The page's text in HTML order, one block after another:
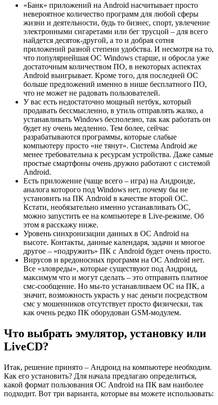
«Банк» приложений на Android насчитывает просто
невероятное количество программ для любой сферы
жизни и деятельности, будь то бизнес, спорт, увлечение
электронными сигаретами или бег трусцой – для всего
найдется десяток-другой, а то и добрая сотня
приложений разной степени удобства. И несмотря на то,
что популярнейшая ОС Windows старше, и обросла уже
достаточным количеством ПО, в некоторых аспектах
Android выигрывает. Кроме того, для последней ОС
больше предложений именно в нише бесплатного ПО,
что не может не радовать пользователей.
У вас есть недостаточно мощный нетбук, который
продавать бессмысленно, в утиль отправлять жалко, а
устанавливать Windows бесполезно, так как работать он
будет ну очень медленно. Тем более, сейчас
разрабатываются программы, которые слабые
компьютеру просто «не тянут». Система Android же
менее требовательна к ресурсам устройства. Даже самые
простые смартфоны очень дружно работают с системой
Android.
Есть приложение (чаще всего – игра) на Андроиде,
аналога которого под Windows нет, почему бы не
установить на ПК Android в качестве второй ОС.
Кстати, необязательно именно устанавливать ОС,
можно запустить ее на компьютере в Live-режиме. Об
этом я расскажу ниже.
Уровень синхронизации данных в ОС Android на
высоте. Контакты, данные календаря, задачи и многое
другое – «подружить» ПК с Android будет очень просто.
Вирусов и вредоносных программ на ОС Android нет.
Все «зловреды», которые существуют под Андроид,
максимум что и могут сделать – это отправить платное
смс-сообщение. Но мы-то устанавливаем ОС на ПК, а
значит, возможность украсть у нас деньги посредством
смс у мошенников отсутствует просто физически, так
как очень редко ПК оборудован GSM-модулем.
Что выбрать эмулятор, установку или
LiveCD?
Итак, решение принято – Андроид на компьютере необходим.
Как его установить? Для начала предлагаю определиться,
какой формат пользования ОС Android на ПК вам наиболее
подходит. Вот три варианта, которые вы можете использовать: